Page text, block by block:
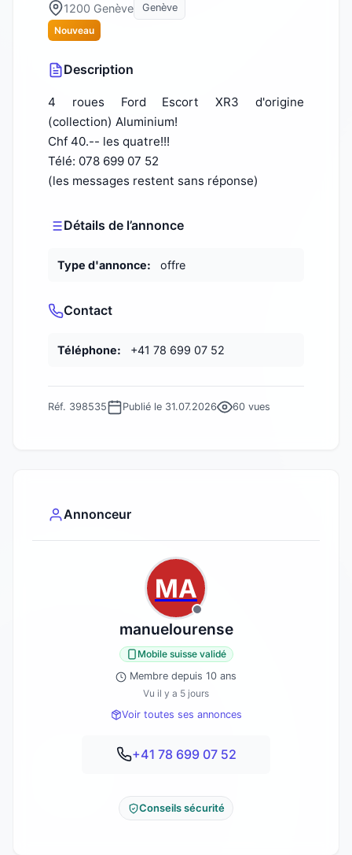
1200 Genève
Genève
Nouveau
Description
4 roues Ford Escort XR3 d'origine
(collection) Aluminium!
Chf 40.-- les quatre!!!
Télé: 078 699 07 52
(les messages restent sans réponse)
Détails de l’annonce
Type d'annonce: offre
Contact
Téléphone: +41 78 699 07 52
Réf. 398535 Publié le 31.07.2026 60 vues
Annonceur
MA
manuelourense
Mobile suisse validé
Membre depuis 10 ans
Vu il y a 5 jours
Voir toutes ses annonces
+41 78 699 07 52
Conseils sécurité